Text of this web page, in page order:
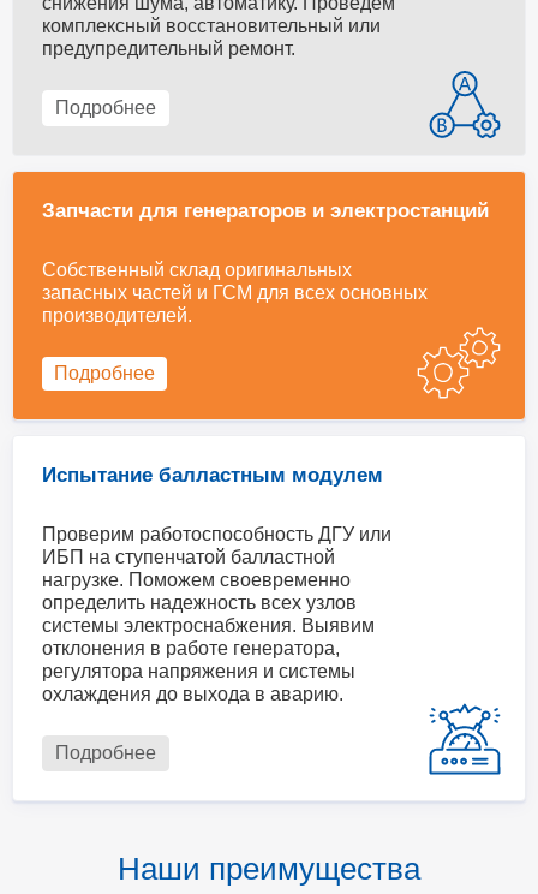
комплексный восстановительный или
предупредительный ремонт.
Подробнее
Запчасти для генераторов и электростанций
Собственный склад оригинальных
запасных частей и ГСМ для всех основных
производителей.
Подробнее
Испытание балластным модулем
Проверим работоспособность ДГУ или
ИБП на ступенчатой балластной
нагрузке. Поможем своевременно
определить надежность всех узлов
системы электроснабжения. Выявим
отклонения в работе генератора,
регулятора напряжения и системы
охлаждения до выхода в аварию.
Подробнее
Наши преимущества